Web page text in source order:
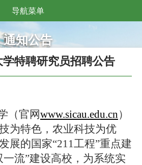
导航菜单
通知公告
特聘研究员招聘公告
（官网www.sicau.edu.cn）
为特色，农业科技为优
展的国家“211工程”重点建
流”建设高校，为系统实